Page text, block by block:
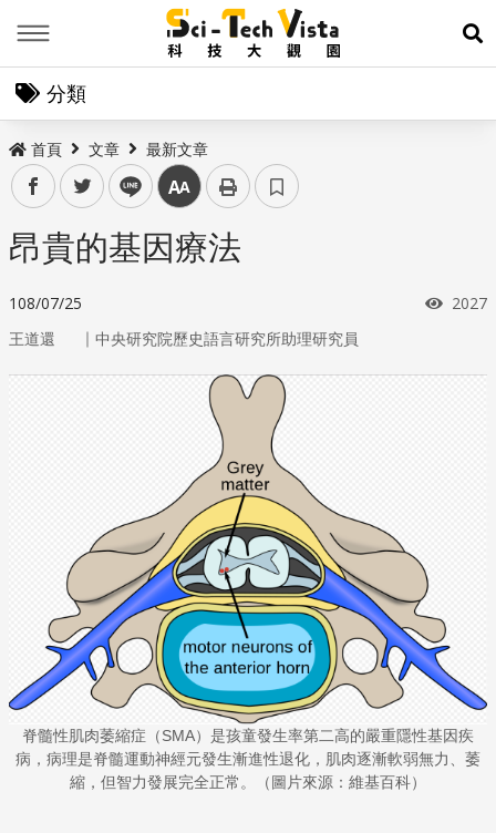
展
分類
首頁 文章 最新文章
facebooktwitter line 中
昂貴的基因療法
108/07/25 瀏覽
2027
王道還 ｜ 中央研究院歷史語言研究所助理研究員
脊髓性肌肉萎縮症（SMA）是孩童發生率第二高的嚴重隱性基因疾
病，病理是脊髓運動神經元發生漸進性退化，肌肉逐漸軟弱無力、萎
縮，但智力發展完全正常。（圖片來源：維基百科）